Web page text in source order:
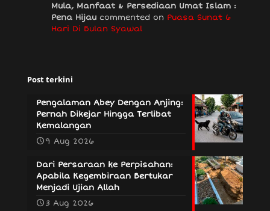
Mula, Manfaat & Persediaan Umat Islam :
Pena Hijau commented on Puasa Sunat 6
Hari Di Bulan Syawal
Post terkini
Pengalaman Abey Dengan Anjing:
Pernah Dikejar Hingga Terlibat
Kemalangan
9 Aug 2026
Dari Persaraan ke Perpisahan:
Apabila Kegembiraan Bertukar
Menjadi Ujian Allah
3 Aug 2026